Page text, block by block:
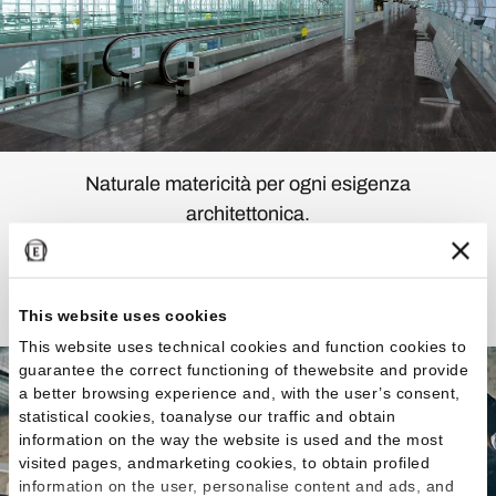
This website uses cookies
This website uses technical cookies and function cookies to
guarantee the correct functioning of thewebsite and provide
a better browsing experience and, with the user’s consent,
statistical cookies, toanalyse our traffic and obtain
information on the way the website is used and the most
visited pages, andmarketing cookies, to obtain profiled
information on the user, personalise content and ads, and
Naturale matericità per ogni esigenza
architettonica.